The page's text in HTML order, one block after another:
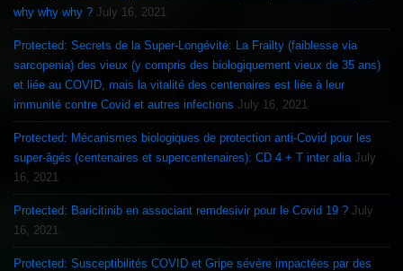
why why why ? July 16, 2021
Protected: Secrets de la Super-Longévité: La Frailty (faiblesse via
sarcopenia) des vieux (y compris des biologiquement vieux de 35 ans)
et liée au COVID, mais la vitalité des centenaires est liée à leur
immunité contre Covid et autres infections July 16, 2021
Protected: Mécanismes biologiques de protection anti-Covid pour les
super-âgés (centenaires et supercentenaires): CD 4 + T inter alia July
16, 2021
Protected: Baricitinib en associant remdesivir pour le Covid 19 ? July
16, 2021
Protected: Susceptibilités COVID et Gripe sévère impactées par des